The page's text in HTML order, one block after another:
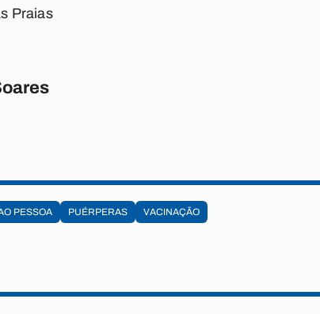
Praias
PESSOA PUÉRPERAS VACINAÇÃO